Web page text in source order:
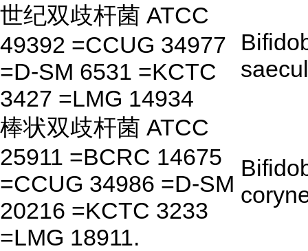
世纪双歧杆菌 ATCC
49392 =CCUG 34977
=D-SM 6531 =KCTC
3427 =LMG 14934
棒状双歧杆菌 ATCC
25911 =BCRC 14675
=CCUG 34986 =D-SM
20216 =KCTC 3233
=LMG 18911.